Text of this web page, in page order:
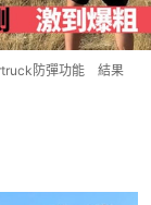
防彈功能 結果